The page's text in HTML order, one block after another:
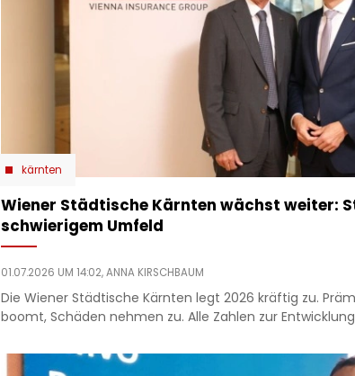
kärnten
Wiener Städtische Kärnten wächst weiter:
schwierigem Umfeld
01.07.2026 UM 14:02,ANNA KIRSCHBAUM
Die Wiener Städtische Kärnten legt 2026 kräftig zu.
boomt, Schäden nehmen zu. Alle Zahlen zur